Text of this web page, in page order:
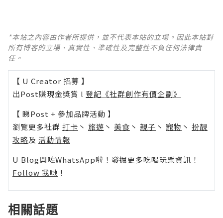
*本站之內容由作者所提供，並不代表本站的立場。因此本站對
所有博客的立場、真實性、準確性及完整性不負任何法律責
任。
【 U Creator 招募 】
出Post賺現金獎賞 l 登記《社群創作有價企劃》
【 睇Post + 參加品牌活動 】
瀏覽更多社群 打卡 丶 旅遊 丶 美食 丶 親子 丶 寵物 丶 扮靚
攻略及 活動情報
U Blog開咗WhatsApp啦！發掘更多吃喝玩樂資訊！
Follow 我哋 ！
相關話題